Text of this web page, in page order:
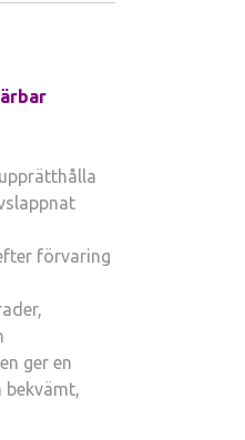
förvaring
ger en
bekvämt,